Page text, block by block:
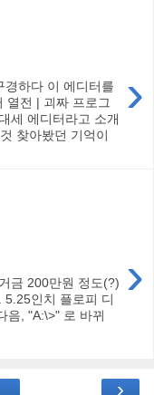
›
하다 이 에디터를
열전 | 괴짜 프로그
세 에디터라고 소개
찾아봤던 기억이
›
금 200만원 정도(?)
5.25인치 플로피 디
음, "A:\>" 로 바뀌
›